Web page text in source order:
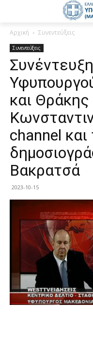
Αρχική Συνεντεύξεις
Συνεντεύξεις
και
channel και
Βακρατσά
2023-10-15